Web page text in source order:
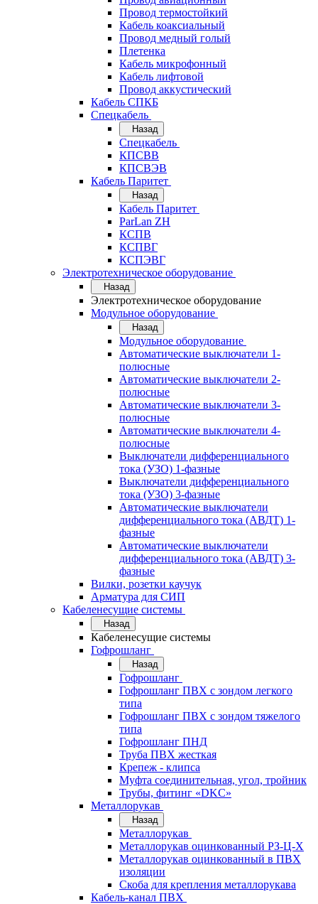
Провод термостойкий
Кабель коаксиальный
Провод медный голый
Плетенка
Кабель микрофонный
Кабель лифтовой
Провод аккустический
Кабель СПКБ
Спецкабель
Назад
Спецкабель
КПСВВ
КПСВЭВ
Кабель Паритет
Назад
Кабель Паритет
ParLan ZH
КСПВ
КСПВГ
КСПЭВГ
Электротехническое оборудование
Назад
Электротехническое оборудование
Модульное оборудование
Назад
Модульное оборудование
Автоматические выключатели 1-
полюсные
Автоматические выключатели 2-
полюсные
Автоматические выключатели 3-
полюсные
Автоматические выключатели 4-
полюсные
Выключатели дифференциального
тока (УЗО) 1-фазные
Выключатели дифференциального
тока (УЗО) 3-фазные
Автоматические выключатели
дифференциального тока (АВДТ) 1-
фазные
Автоматические выключатели
дифференциального тока (АВДТ) 3-
фазные
Вилки, розетки каучук
Арматура для СИП
Кабеленесущие системы
Назад
Кабеленесущие системы
Гофрошланг
Назад
Гофрошланг
Гофрошланг ПВХ с зондом легкого
типа
Гофрошланг ПВХ с зондом тяжелого
типа
Гофрошланг ПНД
Труба ПВХ жесткая
Крепеж - клипса
Муфта соединительная, угол, тройник
Трубы, фитинг «DKC»
Металлорукав
Назад
Металлорукав
Металлорукав оцинкованный РЗ-Ц-Х
Металлорукав оцинкованный в ПВХ
изоляции
Скоба для крепления металлорукава
Кабель-канал ПВХ